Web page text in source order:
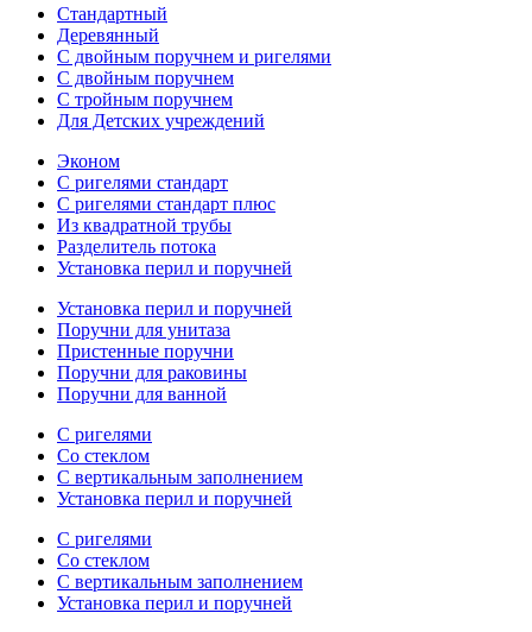
Стандартный
Деревянный
С двойным поручнем и ригелями
С двойным поручнем
С тройным поручнем
Для Детских учреждений
Эконом
С ригелями стандарт
С ригелями стандарт плюс
Из квадратной трубы
Разделитель потока
Установка перил и поручней
Установка перил и поручней
Поручни для унитаза
Пристенные поручни
Поручни для раковины
Поручни для ванной
С ригелями
Со стеклом
С вертикальным заполнением
Установка перил и поручней
С ригелями
Со стеклом
С вертикальным заполнением
Установка перил и поручней